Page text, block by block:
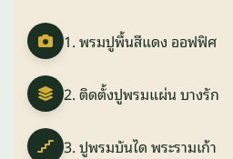
1. พรมปูพื้นสีแดง ออฟฟิศ
2. ติดตั้งปูพรมแผ่น บางรัก
3. ปูพรมบันได พระรามเก้า